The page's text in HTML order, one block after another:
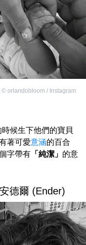
© orlandobloom / Instagram
候生下他們的寶貝
著可愛意涵的百合
字帶有 「純潔」 的意
德爾 (Ender)